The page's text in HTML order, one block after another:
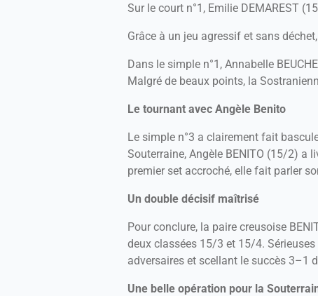
Sur le court n°1, Emilie DEMAREST
Grâce à un jeu agressif et sans
Dans le simple n°1, Annabelle
Malgré de beaux points, la
Le tournant avec Angèle Benito
Le simple n°3 a clairement fait
Souterraine, Angèle BENITO (15/2) a
premier set accroché, elle fait parler
Un double décisif maîtrisé
Pour conclure, la paire creusoise
deux classées 15/3 et 15/4.
adversaires et scellant le succès 3–1
Une belle opération pour la